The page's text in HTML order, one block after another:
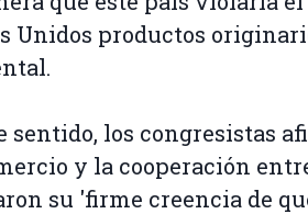
Unidos productos
sentido, los congresistas
y la cooperación
su 'firme creencia de